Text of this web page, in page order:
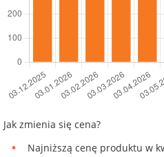
Jak zmienia się cena?
Najniższą cenę produktu w